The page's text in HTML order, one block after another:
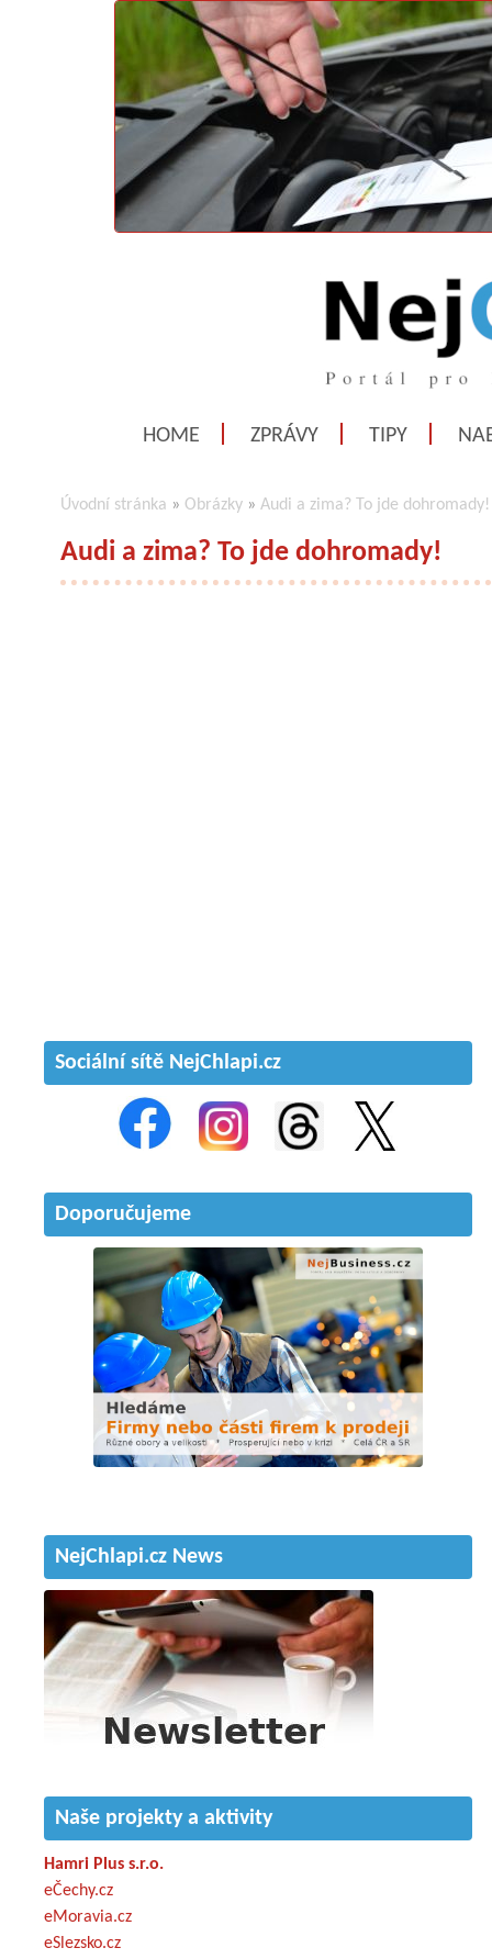
HOME ZPRÁVY TIPY
Úvodní stránka » Obrázky » Audi a zima? To jde dohromady!
Audi a zima? To jde dohromady!
Sociální sítě NejChlapi.cz
Doporučujeme
NejChlapi.cz News
Naše projekty a aktivity
Hamri Plus s.r.o.
eČechy.cz
eMoravia.cz
eSlezsko.cz